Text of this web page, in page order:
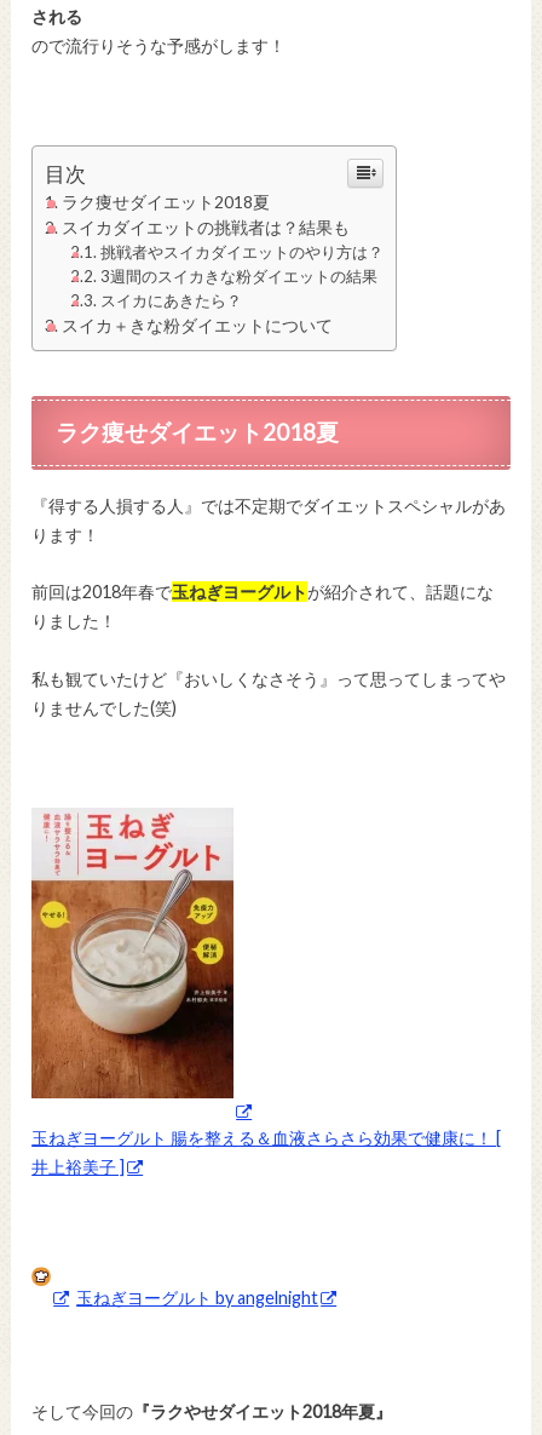
される
ので流行りそうな予感がします！
目次
ラク痩せダイエット2018夏
スイカダイエットの挑戦者は？結果も
挑戦者やスイカダイエットのやり方は？
3週間のスイカきな粉ダイエットの結果
スイカにあきたら？
スイカ＋きな粉ダイエットについて
ラク痩せダイエット2018夏
『得する人損する人』では不定期でダイエットスペシャルがあ
ります！
前回は2018年春で玉ねぎヨーグルトが紹介されて、話題にな
りました！
私も観ていたけど『おいしくなさそう』って思ってしまってや
りませんでした(笑)
玉ねぎヨーグルト 腸を整える＆血液さらさら効果で健康に！ [
井上裕美子 ]
玉ねぎヨーグルト by angelnight
そして今回の 『ラクやせダイエット2018年夏』